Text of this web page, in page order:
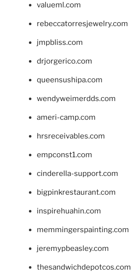
valueml.com
rebeccatorresjewelry.com
jmpbliss.com
drjorgerico.com
queensushipa.com
wendyweimerdds.com
ameri-camp.com
hrsreceivables.com
empconst1.com
cinderella-support.com
bigpinkrestaurant.com
inspirehuahin.com
memmingerspainting.com
jeremypbeasley.com
thesandwichdepotcos.com